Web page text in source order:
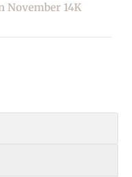
November 14K